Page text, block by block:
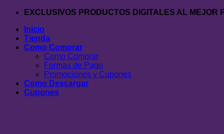
Saltar
contenido
EXCLUSIVOS PRODUCTOS DIGITALES AL MEJOR
Inicio
Tienda
Como Comprar
Como Comprar
Formas de Pago
Promociones y Cupones
Como Descargar
Cupones